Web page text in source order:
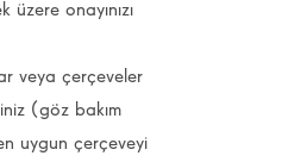
üzere onayınızı
veya çerçeveler
(göz bakım
uygun çerçeveyi